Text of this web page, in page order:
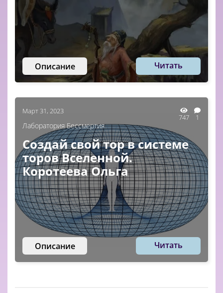
Описание Читать
Март 31, 2023
747 1
Лаборатория Бессмертия
Создай свой тор в системе
торов Вселенной.
Коротеева Ольга
Описание Читать